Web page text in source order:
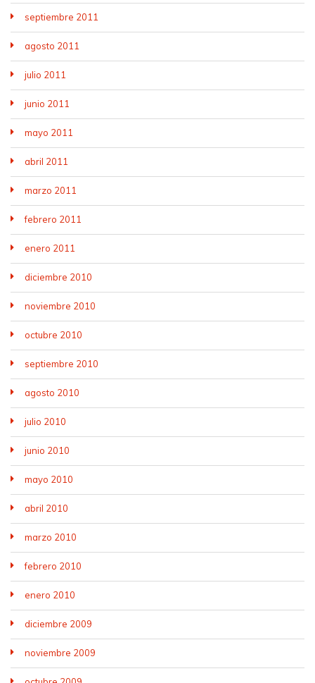
septiembre 2011
agosto 2011
julio 2011
junio 2011
mayo 2011
abril 2011
marzo 2011
febrero 2011
enero 2011
diciembre 2010
noviembre 2010
octubre 2010
septiembre 2010
agosto 2010
julio 2010
junio 2010
mayo 2010
abril 2010
marzo 2010
febrero 2010
enero 2010
diciembre 2009
noviembre 2009